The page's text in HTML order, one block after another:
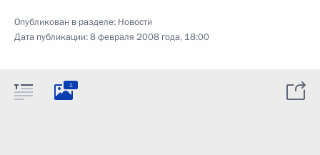
Опубликован в разделе: Новости
Дата публикации:8 февраля 2008 года, 18:00
1